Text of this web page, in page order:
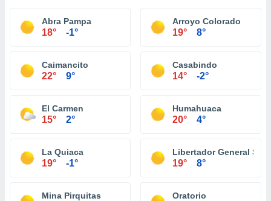
Abra Pampa
18° -1°
Arroyo Colorado
19° 8°
Caimancito
22° 9°
Casabindo
14° -2°
El Carmen
15° 2°
Humahuaca
20° 4°
La Quiaca
19° -1°
Libertador General San
19° 8°
Mina Pirquitas Oratorio